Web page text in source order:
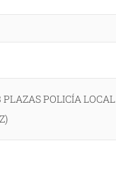
PLAZAS POLICÍA LOCAL